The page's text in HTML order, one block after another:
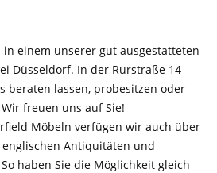
in einem unserer gut ausgestatteten
Düsseldorf. In der Rurstraße 14
beraten lassen, probesitzen oder
freuen uns auf Sie!
Möbeln verfügen wir auch über
Antiquitäten und
haben Sie die Möglichkeit gleich